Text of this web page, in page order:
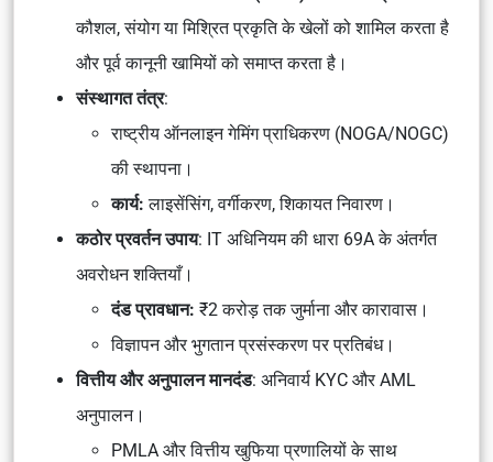
कौशल, संयोग या मिश्रित प्रकृति के खेलों को शामिल करता है
और पूर्व कानूनी खामियों को समाप्त करता है।
संस्थागत तंत्र:
राष्ट्रीय ऑनलाइन गेमिंग प्राधिकरण (NOGA/NOGC)
की स्थापना।
कार्य:लाइसेंसिंग, वर्गीकरण, शिकायत निवारण।
कठोर प्रवर्तन उपाय: IT अधिनियम की धारा 69Aके अंतर्गत
अवरोधन शक्तियाँ।
दंड प्रावधान: ₹2 करोड़ तक जुर्माना और कारावास।
विज्ञापन और भुगतान प्रसंस्करण पर प्रतिबंध।
वित्तीय और अनुपालन मानदंड: अनिवार्य KYC और AML
अनुपालन।
PMLA और वित्तीय खुफिया प्रणालियों के साथ